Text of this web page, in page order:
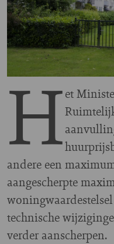
Het
andere een
aangescherpte
technische
verder aanscherpen.